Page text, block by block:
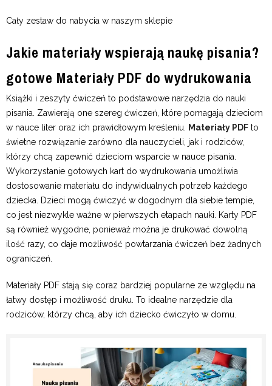
Cały zestaw do nabycia w naszym sklepie
Jakie materiały wspierają naukę pisania?
gotowe Materiały PDF do wydrukowania
Książki i zeszyty ćwiczeń to podstawowe narzędzia do nauki
pisania. Zawierają one szereg ćwiczeń, które pomagają dzieciom
w nauce liter oraz ich prawidłowym kreśleniu.
Materiały PDF to
świetne rozwiązanie zarówno dla nauczycieli, jak i rodziców,
którzy chcą zapewnić dzieciom wsparcie w nauce pisania.
Wykorzystanie gotowych kart do wydrukowania umożliwia
dostosowanie materiału do indywidualnych potrzeb każdego
dziecka. Dzieci mogą ćwiczyć w dogodnym dla siebie tempie,
co jest niezwykle ważne w pierwszych etapach nauki. Karty PDF
są również wygodne, ponieważ można je drukować dowolną
ilość razy, co daje możliwość powtarzania ćwiczeń bez żadnych
ograniczeń.
Materiały PDF stają się coraz bardziej popularne ze względu na
łatwy dostęp i możliwość druku. To idealne narzędzie dla
rodziców, którzy chcą, aby ich dziecko ćwiczyło w domu.